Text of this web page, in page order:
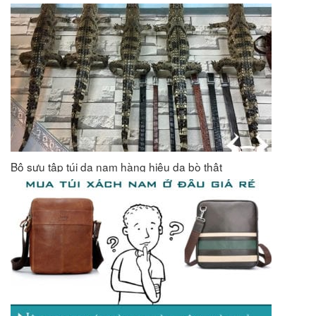
Bộ sưu tập túi da nam hàng hiệu da bò thật